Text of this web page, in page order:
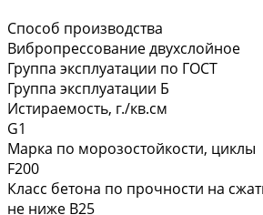
Способ производства
Вибропрессование двухслойное
Группа эксплуатации по ГОСТ
Группа эксплуатации Б
Истираемость, г./кв.см
G1
Марка по морозостойкости, циклы
F200
Класс бетона по прочности на
не ниже В25